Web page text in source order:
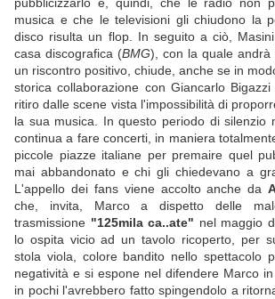
musica e che le televisioni gli chiudono la
disco risulta un flop. In seguito a ciò,
casa discografica (BMG), con la quale andrà
un riscontro positivo, chiude, anche se in
storica collaborazione con Giancarlo Bigazzi
ritiro dalle scene vista l'impossibilità di
la sua musica. In questo periodo di silenzio
continua a fare concerti, in maniera
piccole piazze italiane per premaire quel
mai abbandonato e chi gli chiedevano a
L'appello dei fans viene accolto anche da
che, invita, Marco a dispetto delle
trasmissione "125mila ca..ate" nel maggio
lo ospita vicio ad un tavolo ricoperto, per
stola viola, colore bandito nello spettacolo
negatività e si espone nel difendere Marco
in pochi l'avrebbero fatto spingendolo a